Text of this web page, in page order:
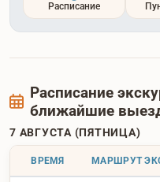
Расписание
Расписание
ближайшие
7 АВГУСТА (ПЯТНИЦА)
ВРЕМЯ МАРШРУТ